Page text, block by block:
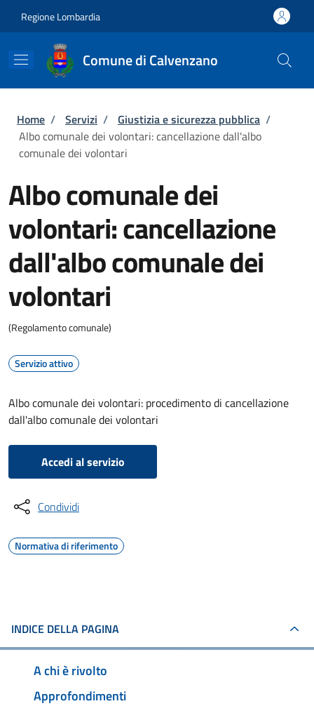
Regione Lombardia
Comune di Calvenzano
Briciole di pane
Home / Servizi / Giustizia e sicurezza pubblica /
Albo comunale dei volontari: cancellazione dall'albo
comunale dei volontari
Albo comunale dei
volontari: cancellazione
dall'albo comunale dei
volontari
(Regolamento comunale)
Servizio attivo
Albo comunale dei volontari: procedimento di cancellazione
dall'albo comunale dei volontari
Accedi al servizio
Condividi
Normativa di riferimento
INDICE DELLA PAGINA
A chi è rivolto
Approfondimenti